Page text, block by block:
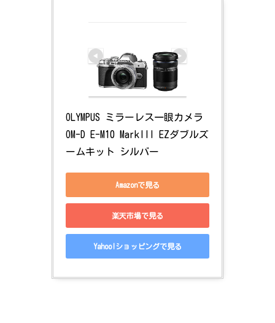
OLYMPUS ミラーレス一眼カメラ
OM-D E-M10 MarkIII EZダブルズ
ームキット シルバー
Amazonで見る
楽天市場で見る
Yahoo!ショッピングで見る